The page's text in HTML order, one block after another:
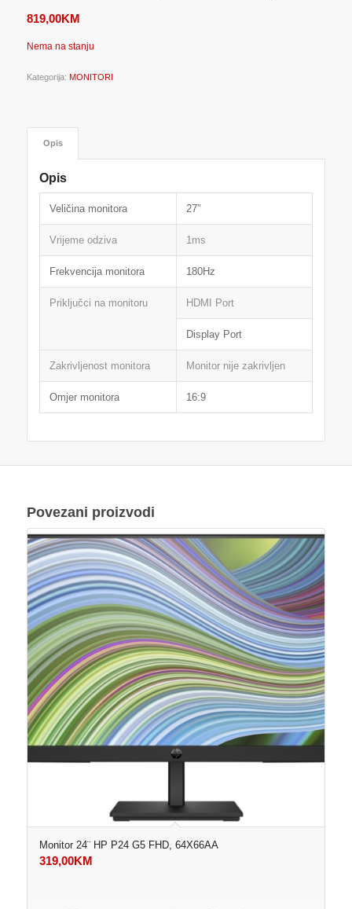
819,00KM
Nema na stanju
Kategorija: MONITORI
Opis
Opis
Veličina monitora 27”
Vrijeme odziva 1ms
Frekvencija monitora 180Hz
Priključci na monitoru HDMI Port
Display Port
Zakrivljenost monitora Monitor nije zakrivljen
Omjer monitora 16:9
Povezani proizvodi
Monitor 24¨ HP P24 G5 FHD, 64X66AA
319,00KM